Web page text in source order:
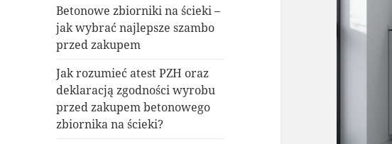
Betonowe zbiorniki na ścieki –
jak wybrać najlepsze szambo
przed zakupem
Jak rozumieć atest PZH oraz
deklaracją zgodności wyrobu
przed zakupem betonowego
zbiornika na ścieki?